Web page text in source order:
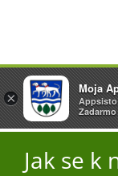
Přeskočit
na
obsah
Jak se k
×
AppSisto
- In
×
Moja
Appsisto